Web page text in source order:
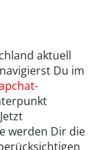
aktuell
Du im
werden Dir die